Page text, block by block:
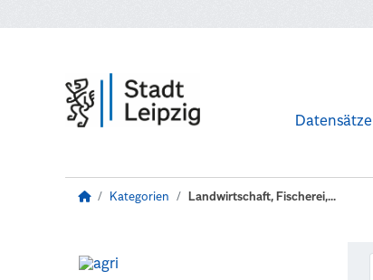
Datensätze
Kategorien Landwirtschaft, Fischerei,...